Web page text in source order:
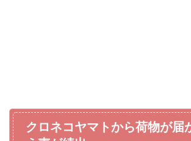
クロネコヤマトから荷物が届